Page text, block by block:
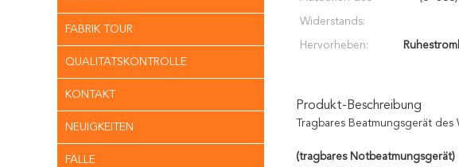
FABRIK TOUR
QUALITÄTSKONTROLLE
KONTAKT
NEUIGKEITEN
FÄLLE
Widerstands:
Hervorheben:
Produkt-Beschreibung
Tragbares Beatmungsgerät
(tragbares Notbeatmungsgerät)